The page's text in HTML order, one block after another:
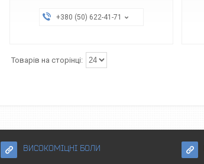
+380 (50) 622-41-71
ВИСОКОМІЦНІ БОЛИ